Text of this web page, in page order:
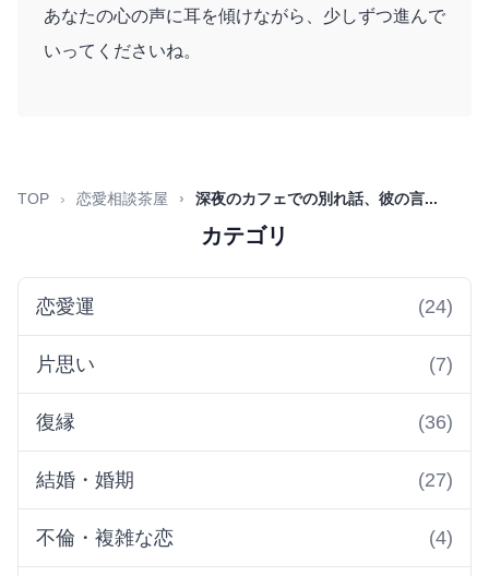
あなたの心の声に耳を傾けながら、少しずつ進んで
いってくださいね。
TOP 恋愛相談茶屋 深夜のカフェでの別れ話、彼の言...
カテゴリ
恋愛運 (24)
片思い (7)
復縁 (36)
結婚・婚期 (27)
不倫・複雑な恋 (4)